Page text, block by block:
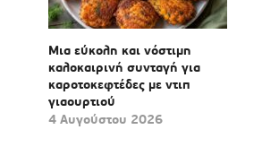
Μια εύκολη και νόστιμη
καλοκαιρινή συνταγή για
καροτοκεφτέδες με ντιπ
γιαουρτιού
4 Αυγούστου 2026